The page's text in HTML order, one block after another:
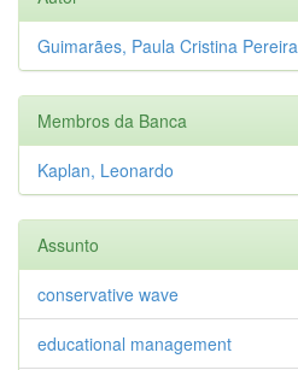
Guimarães, Paula Cristina Pereira
Membros da Banca
Kaplan, Leonardo
Assunto
conservative wave
educational management